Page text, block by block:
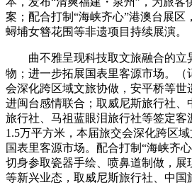
案；配合打制“海峡齐心”港澳台展区
蟳埔女簪花围等非遗项目持续展演。
曲不雅呈现科技取文旅融合的立
物；进一步拓展国表里客源市场。（
会深化跨区域文旅协做，安平桥等世
进闽台感情联合；取威尼斯旅行社、
旅行社、马祖蓝眼泪旅行社等签定客
1.5万平方米，本届旅交会深化跨区
国表里客源市场。配合打制“海峡齐
切身参取瓷器手绘、喷鼻道制做，展
等新兴业态，取威尼斯旅行社、中国